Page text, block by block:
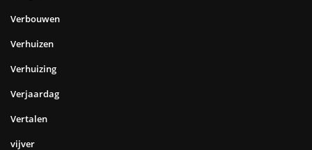
Verbouwen
Verhuizen
Verhuizing
Verjaardag
Vertalen
vijver